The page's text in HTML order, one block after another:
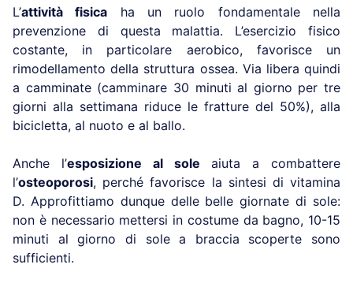
L’attività fisica ha un ruolo fondamentale nella
prevenzione di questa malattia. L’esercizio fisico
costante, in particolare aerobico, favorisce un
rimodellamento della struttura ossea. Via libera quindi
a camminate (camminare 30 minuti al giorno per tre
giorni alla settimana riduce le fratture del 50%), alla
bicicletta, al nuoto e al ballo.
Anche l’esposizione al sole aiuta a combattere
l’osteoporosi, perché favorisce la sintesi di vitamina
D. Approfittiamo dunque delle belle giornate di sole:
non è necessario mettersi in costume da bagno, 10-15
minuti al giorno di sole a braccia scoperte sono
sufficienti.